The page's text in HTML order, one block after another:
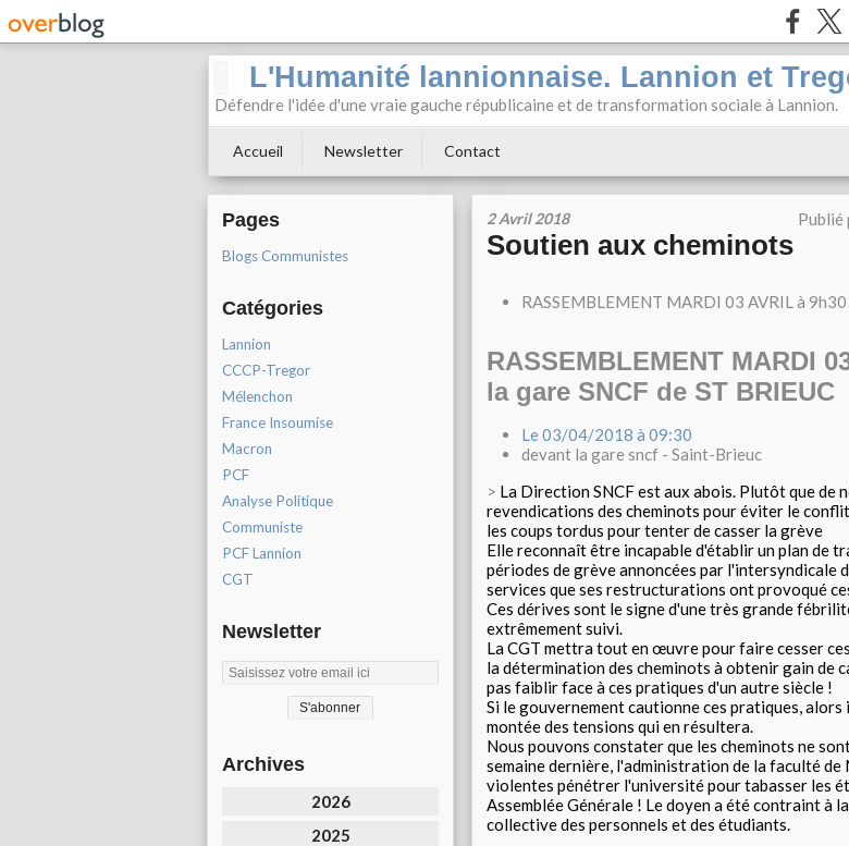
L'Humanité lannionnaise. Lannion et
Défendre l'idée d'une vraie gauche républicaine et de transformation sociale à Lannion.
Accueil Newsletter Contact
Pages
Blogs Communistes
Catégories
Lannion
CCCP-Tregor
Mélenchon
France Insoumise
Macron
PCF
Analyse Politique
Communiste
PCF Lannion
CGT
Newsletter
Archives
2026
2025
2 Avril 2018 Publié
Soutien aux cheminots
RASSEMBLEMENT MARDI 03 AVRIL à
RASSEMBLEMENT MARDI
la gare SNCF de ST BRIEUC
Le 03/04/2018 à 09:30
devant la gare sncf - Saint-Brieuc
> La Direction SNCF est aux abois. Plutôt que de
revendications des cheminots pour éviter le
les coups tordus pour tenter de casser la grève
Elle reconnaît être incapable d'établir un plan de
périodes de grève annoncées par l'intersyndicale
services que ses restructurations ont provoqué
Ces dérives sont le signe d'une très grande
extrêmement suivi.
La CGT mettra tout en œuvre pour faire cesser
la détermination des cheminots à obtenir gain de
pas faiblir face à ces pratiques d'un autre siècle !
Si le gouvernement cautionne ces pratiques,
montée des tensions qui en résultera.
Nous pouvons constater que les cheminots ne
semaine dernière, l'administration de la faculté
violentes pénétrer l'université pour tabasser les
Assemblée Générale ! Le doyen a été contraint à
collective des personnels et des étudiants.